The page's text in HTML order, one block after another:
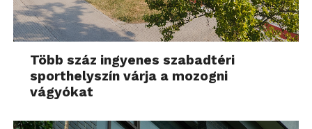
Több száz ingyenes szabadtéri
sporthelyszín várja a mozogni
vágyókat